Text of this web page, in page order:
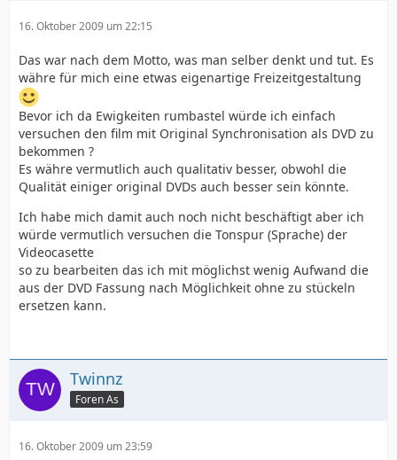
16. Oktober 2009 um 22:15
Das war nach dem Motto, was man selber denkt und tut. Es
währe für mich eine etwas eigenartige Freizeitgestaltung
Bevor ich da Ewigkeiten rumbastel würde ich einfach
versuchen den film mit Original Synchronisation als DVD zu
bekommen ?
Es währe vermutlich auch qualitativ besser, obwohl die
Qualität einiger original DVDs auch besser sein könnte.
Ich habe mich damit auch noch nicht beschäftigt aber ich
würde vermutlich versuchen die Tonspur (Sprache) der
Videocasette
so zu bearbeiten das ich mit möglichst wenig Aufwand die
aus der DVD Fassung nach Möglichkeit ohne zu stückeln
ersetzen kann.
Twinnz
Foren As
16. Oktober 2009 um 23:59